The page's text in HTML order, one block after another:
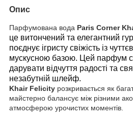
Опис
Парфумована вода Paris Corner
це витончений та елегантний
поєднує ігристу свіжість із
мускусною базою. Цей парфум
дарувати відчуття радості та
незабутній шлейф.
Khair Felicity розкривається як
майстерно балансує між різними
атмосферою урочистих моментів.